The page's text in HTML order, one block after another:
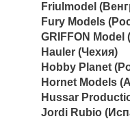
Friulmodel
Fury Models
GRIFFON Model
Hauler (Чехия)
Hobby Planet
Hornet Models
Hussar
Jordi Rubio